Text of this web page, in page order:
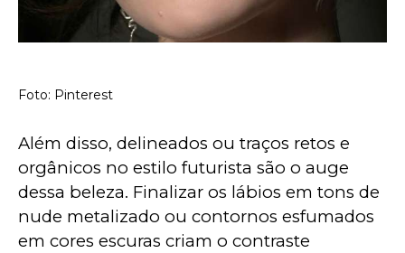
Foto: Pinterest
Além disso, delineados ou traços retos e
orgânicos no estilo futurista são o auge
dessa beleza. Finalizar os lábios em tons de
nude metalizado ou contornos esfumados
em cores escuras criam o contraste